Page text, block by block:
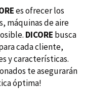
es ofrecer los
máquinas de aire
DICORE busca
cada cliente,
y características.
te asegurarán
óptima!